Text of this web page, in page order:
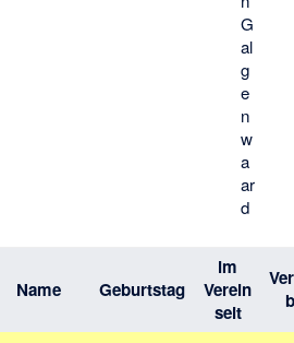
G
al
g
e
n
w
a
ar
d
Name Geburtstag
im
Verein
seit